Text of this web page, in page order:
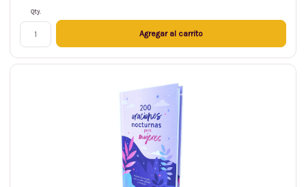
Qty.
Agregar al carrito